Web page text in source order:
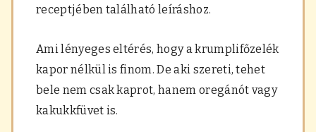
receptjében található leíráshoz.
Ami lényeges eltérés, hogy a krumplifőzelék
kapor nélkül is finom. De aki szereti, tehet
bele nem csak kaprot, hanem oregánót vagy
kakukkfüvet is.